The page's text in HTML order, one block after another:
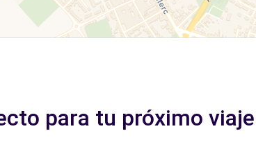
para tu próximo viaje